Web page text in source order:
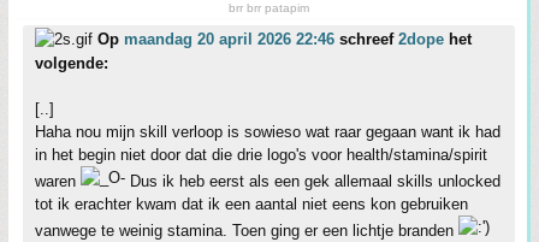
brr brr patapim
Op maandag 20 april 2026 22:46 schreef 2dope het
volgende:
[..]
Haha nou mijn skill verloop is sowieso wat raar gegaan want ik had
in het begin niet door dat die drie logo's voor health/stamina/spirit
waren
Dus ik heb eerst als een gek allemaal skills unlocked
tot ik erachter kwam dat ik een aantal niet eens kon gebruiken
vanwege te weinig stamina. Toen ging er een lichtje branden